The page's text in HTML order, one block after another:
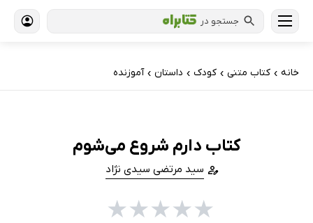
جستجو در
خانه › کتاب‌ متنی › کودک › داستان › آموزنده
کتاب دارم شروع می‌شوم
سید مرتضی سیدی نژاد
★
★
★
★
★